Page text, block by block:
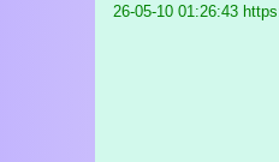
26-05-10 01:26:43